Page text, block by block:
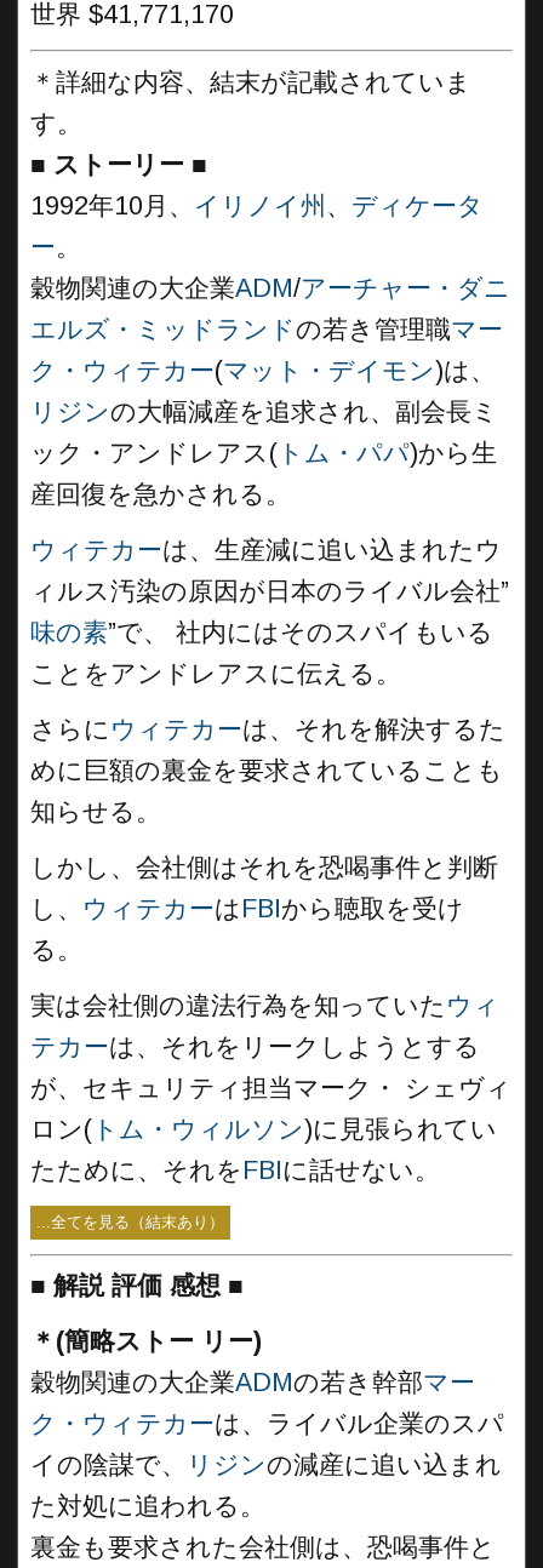
世界 $41,771,170
＊詳細な内容、結末が記載されていま
す。
■ ストーリー ■
1992年10月、 イリノイ州 、 ディケータ
ー。
穀物関連の大企業ADM/アーチャー・ダニ
エルズ・ミッドランドの若き管理職マー
ク・ウィテカー(マット・デイモン)は、
リジンの大幅減産を追求され、副会長ミ
ック・アンドレアス( トム・パパ)から生
産回復を急かされる。
ウィテカーは、生産減に追い込まれたウ
ィルス汚染の原因が日本のライバル会社”
味の素”で、 社内にはそのスパイもいる
ことをアンドレアスに伝える。
さらに ウィテカーは、それを解決するた
めに巨額の裏金を要求されていることも
知らせる。
しかし、会社側はそれを恐喝事件と判断
し、 ウィテカーは FBIから聴取を受け
る。
実は会社側の違法行為を知っていた ウィ
テカーは、それをリークしようとする
が、セキュリティ担当マーク・ シェヴィ
ロン( トム・ウィルソン)に見張られてい
たために、それを FBIに話せない。
...全てを見る（結末あり）
■ 解説 評価 感想 ■
＊(簡略ストー リー)
穀物関連の大企業ADMの若き幹部マー
ク・ウィテカーは、ライバル企業のスパ
イの陰謀で、
リジンの減産に追い込まれ
た対処に追われる。
裏金も要求された会社側は、恐喝事件と